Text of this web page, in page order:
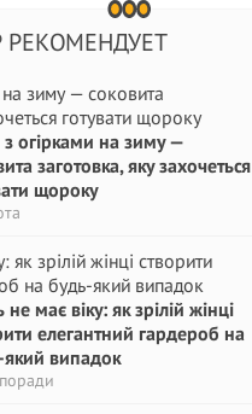
РЕКОМЕНДУЕТ
огірками на зиму —
заготовка, яку захочеться
щороку
не має віку: як зрілій жінці
елегантний гардероб на
випадок